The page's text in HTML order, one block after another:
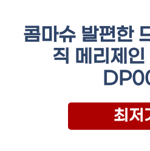
콤마슈 발편한
직 메리제
최저